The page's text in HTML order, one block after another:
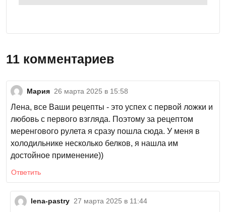
11 комментариев
Мария 26 марта 2025 в 15:58
Лена, все Ваши рецепты - это успех с первой ложки и
любовь с первого взгляда. Поэтому за рецептом
меренгового рулета я сразу пошла сюда. У меня в
холодильнике несколько белков, я нашла им
достойное применение))
Ответить
lena-pastry 27 марта 2025 в 11:44